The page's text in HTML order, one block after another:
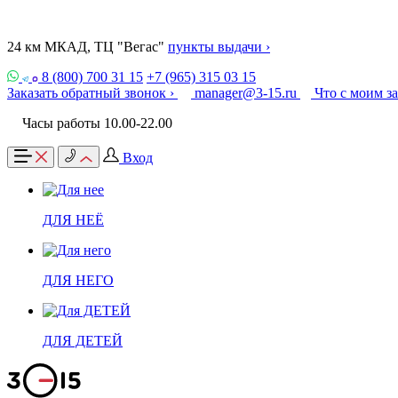
24 км МКАД, ТЦ "Вегас" пункты выдачи ›
8 (800) 700 31 15 +7 (965) 315 03 15
Заказать обратный звонок ›
manager@3-15.ru
Что с моим
Часы работы 10.00-22.00
Вход
ДЛЯ НЕЁ
ДЛЯ НЕГО
ДЛЯ ДЕТЕЙ